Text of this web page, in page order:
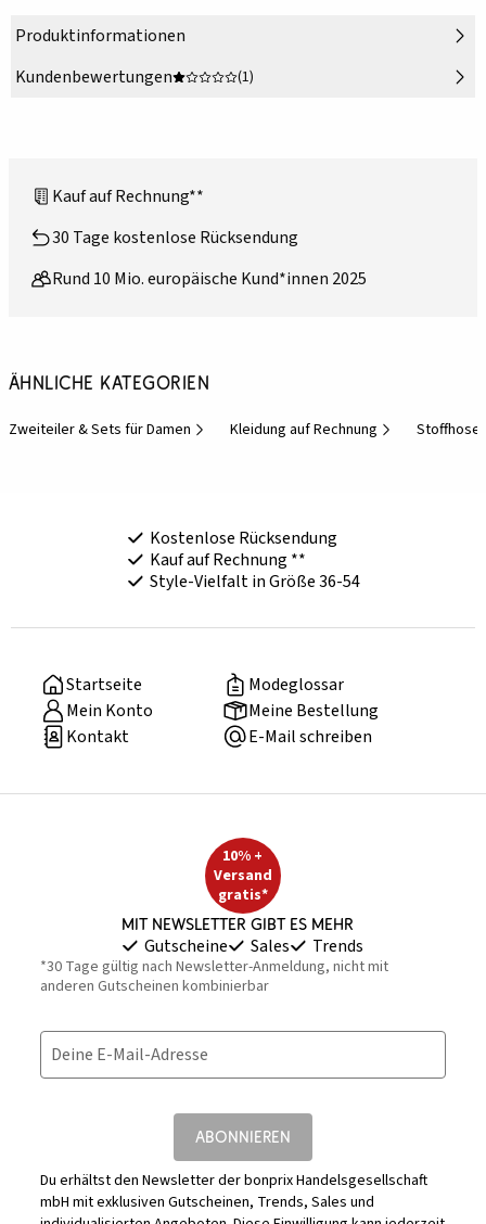
Produktinformationen
Kundenbewertungen
(1)
Kauf auf Rechnung**
30 Tage kostenlose Rücksendung
Rund 10 Mio. europäische Kund*innen 2025
Ähnliche Kategorien
Zweiteiler & Sets für Damen Kleidung auf Rechnung
Kostenlose Rücksendung
Kauf auf Rechnung **
Style-Vielfalt in Größe 36-54
Startseite
Modeglossar
Mein Konto
Meine Bestellung
Kontakt
E-Mail schreiben
10% +
Versand
gratis*
Mit Newsletter gibt es mehr
Gutscheine Sales Trends
*30 Tage gültig nach Newsletter-Anmeldung, nicht mit
anderen Gutscheinen kombinierbar
Deine E-Mail-Adresse
ABONNIEREN
Du erhältst den Newsletter der bonprix Handelsgesellschaft
mbH mit exklusiven Gutscheinen, Trends, Sales und